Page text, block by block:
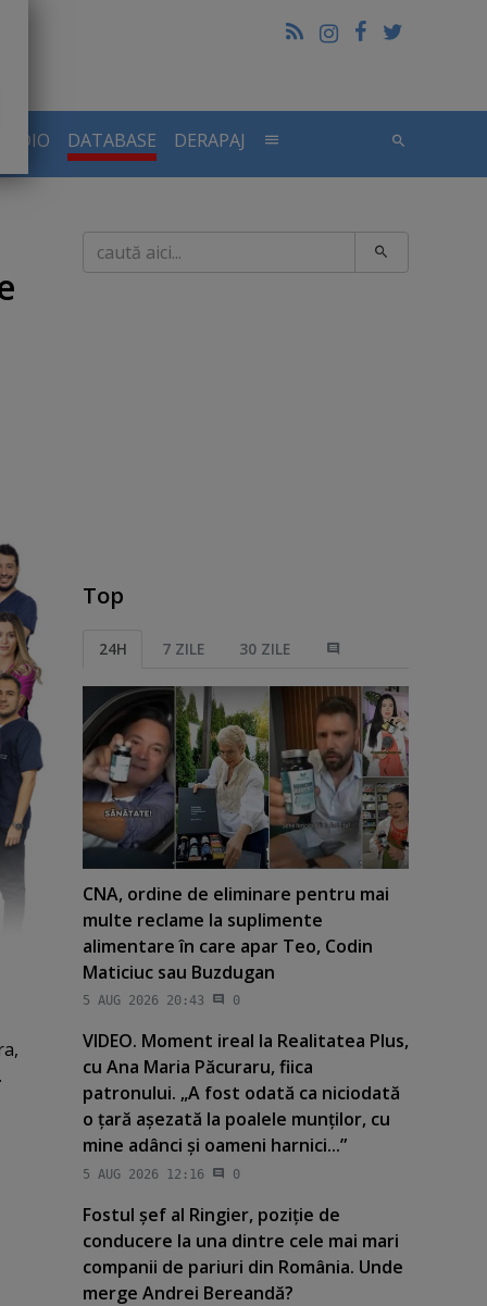
DATABASE DERAPAJ
Caută
Top
24H 7 ZILE 30 ZILE
CNA, ordine de eliminare pentru mai
multe reclame la suplimente
alimentare în care apar Teo, Codin
Maticiuc sau Buzdugan
5 AUG 2026 20:43 0
VIDEO. Moment ireal la Realitatea Plus,
cu Ana Maria Păcuraru, fiica
patronului. „A fost odată ca niciodată
o ţară aşezată la poalele munţilor, cu
mine adânci şi oameni harnici...”
5 AUG 2026 12:16 0
Fostul şef al Ringier, poziţie de
conducere la una dintre cele mai mari
companii de pariuri din România. Unde
merge Andrei Bereandă?